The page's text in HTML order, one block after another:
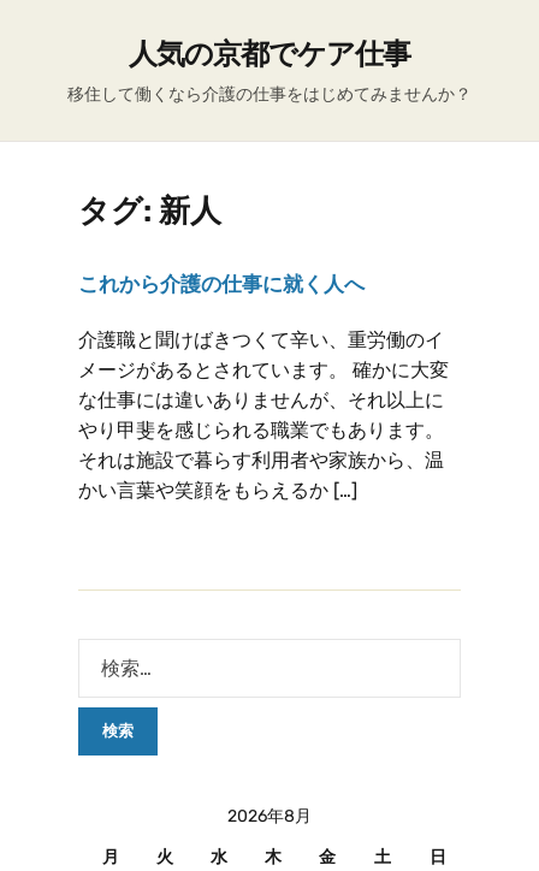
人気の京都でケア仕事
移住して働くなら介護の仕事をはじめてみませんか？
タグ: 新人
これから介護の仕事に就く人へ
介護職と聞けばきつくて辛い、重労働のイ
メージがあるとされています。 確かに大変
な仕事には違いありませんが、それ以上に
やり甲斐を感じられる職業でもあります。
それは施設で暮らす利用者や家族から、温
かい言葉や笑顔をもらえるか […]
2026年8月
月
火 水 木 金 土 日